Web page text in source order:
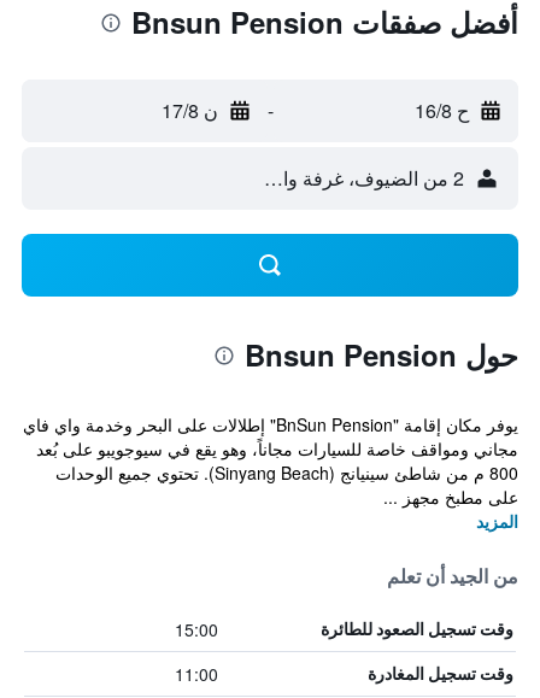
أفضل صفقات Bnsun Pension
ح 16/8 - ن 17/8
2 من الضيوف، غرفة واحدة
حول Bnsun Pension
يوفر مكان إقامة "BnSun Pension" إطلالات على البحر وخدمة واي فاي
مجاني ومواقف خاصة للسيارات مجاناً، وهو يقع في سيوجويبو على بُعد
800 م من شاطئ سينيانج (Sinyang Beach). تحتوي جميع الوحدات
على مطبخ مجهز ...
المزيد
من الجيد أن تعلم
وقت تسجيل الصعود للطائرة 15:00
وقت تسجيل المغادرة 11:00